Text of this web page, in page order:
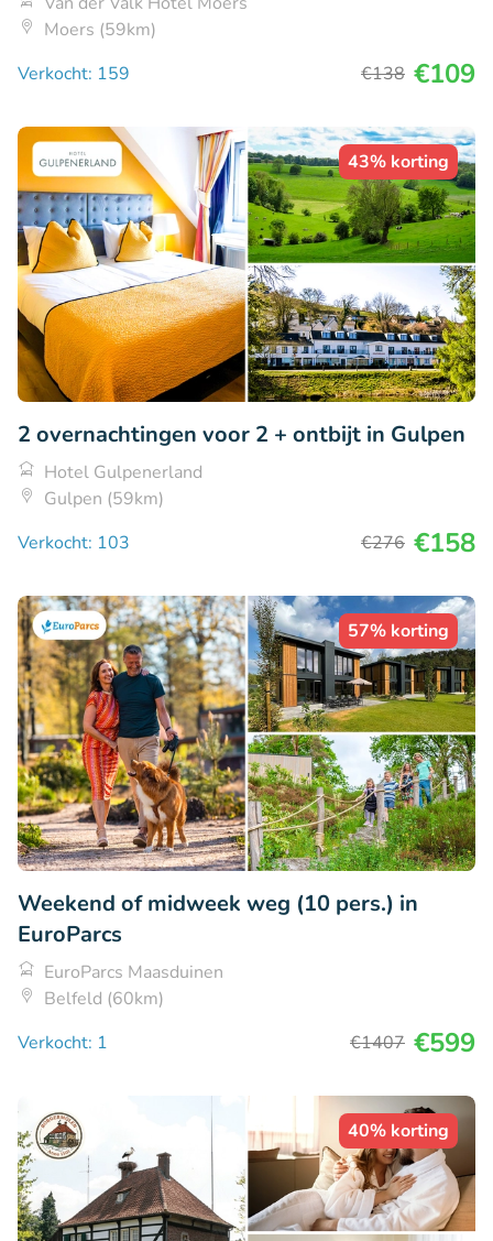
Moers (59km)
Verkocht: 159
€138 €109
43% korting
2 overnachtingen voor 2 + ontbijt in Gulpen
Hotel Gulpenerland
Gulpen (59km)
Verkocht: 103
€276 €158
57% korting
Weekend of midweek weg (10 pers.) in
EuroParcs
EuroParcs Maasduinen
Belfeld (60km)
Verkocht: 1
€1407 €599
40% korting